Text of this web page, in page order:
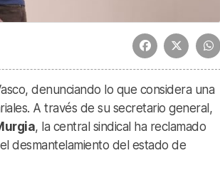
denunciando lo que considera una
A través de su secretario general,
, la central sindical ha reclamado
desmantelamiento del estado de